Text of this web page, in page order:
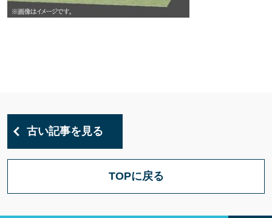
古い記事を見る
TOPに戻る